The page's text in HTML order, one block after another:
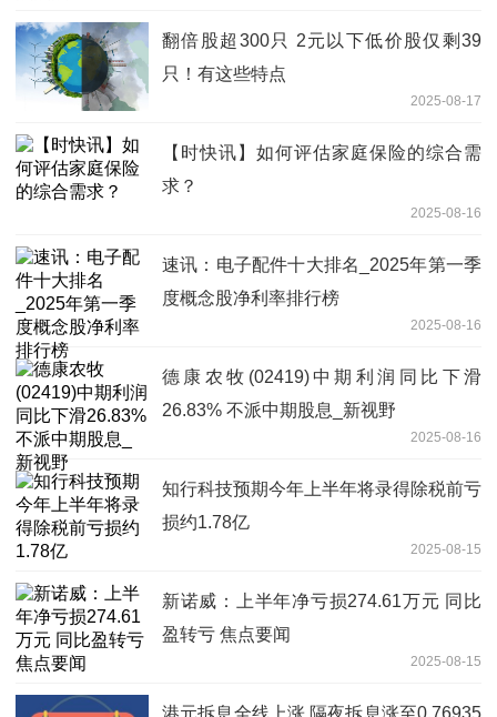
翻倍股超300只 2元以下低价股仅剩39
只！有这些特点
2025-08-17
【时快讯】如何评估家庭保险的综合需
求？
2025-08-16
速讯：电子配件十大排名_2025年第一季
度概念股净利率排行榜
2025-08-16
德康农牧(02419)中期利润同比下滑
26.83% 不派中期股息_新视野
2025-08-16
知行科技预期今年上半年将录得除税前亏
损约1.78亿
2025-08-15
新诺威：上半年净亏损274.61万元 同比
盈转亏 焦点要闻
2025-08-15
港元拆息全线上涨 隔夜拆息涨至0.76935